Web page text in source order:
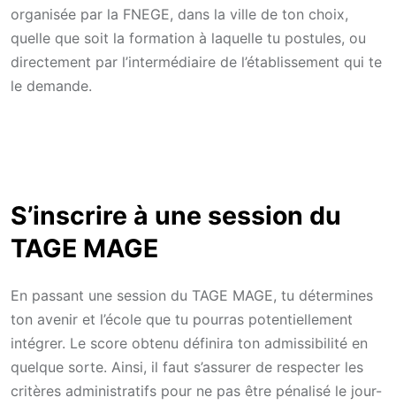
organisée par la FNEGE, dans la ville de ton choix,
quelle que soit la formation à laquelle tu postules, ou
directement par l’intermédiaire de l’établissement qui te
le demande.
S’inscrire à une session du
TAGE MAGE
En passant une session du TAGE MAGE, tu détermines
ton avenir et l’école que tu pourras potentiellement
intégrer. Le score obtenu définira ton admissibilité en
quelque sorte. Ainsi, il faut s’assurer de respecter les
critères administratifs pour ne pas être pénalisé le jour-